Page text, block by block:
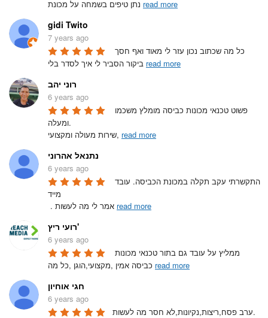
read more
gidi Twito
7 years ago
read more
רוני יהב
6 years ago
ומעלה.
שירות מעולה ומקצועי, read more
נתנאל אהרוני
6 years ago
מייד
read more
רועי ריץ'
6 years ago
read more
חגי אוחיון
6 years ago
ערב פסח,ריצות,נקיונות,לא חסר מה לעשות.